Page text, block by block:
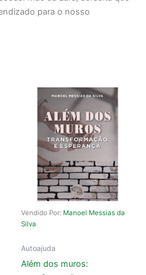
para o nosso
Vendido Por: Manoel Messias da
Silva
Autoajuda
Além dos muros: